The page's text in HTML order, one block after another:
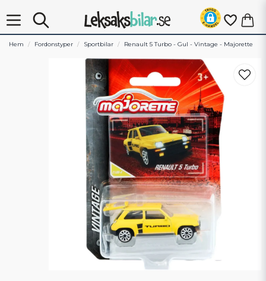
Hem Fordonstyper Sportbilar Renault 5 Turbo - Gul - Vintage - Majorette